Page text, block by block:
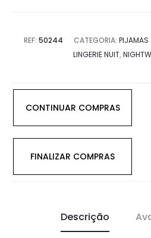
REF: 50244 CATEGORIA: PIJAMAS
LINGERIE NUIT,
CONTINUAR COMPRAS
FINALIZAR COMPRAS
Descrição